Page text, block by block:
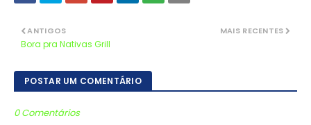
MAIS RECENTES
ANTIGOS
Bora pra Nativas Grill
POSTAR UM COMENTÁRIO
0 Comentários